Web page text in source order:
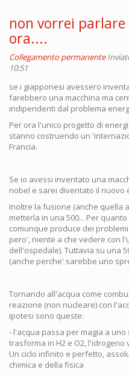
non vorrei
ora....
Collegamento permanente
10:51
se i giapponesi avessero
farebbero una macchina ma
indipendenti dal problema
Per ora l'unico progetto di
stanno costruendo un
Francia.
Se io avessi inventato una
nobel e sarei diventato il nuovo
Inoltre la fusione (anche quella
metterla in una 500... Per
comunque produce dei
pero', niente a che vedere con
dell'ospedale). Tuttavia su una
(anche perche' sarebbe uno
Tornando all'acqua come
reazione (non nucleare) con
ipotesi sono queste:
- l'acqua passa per magia a
trasforma in H2 e O2,
Un ciclo infinito e perfetto,
chimica e della fisica